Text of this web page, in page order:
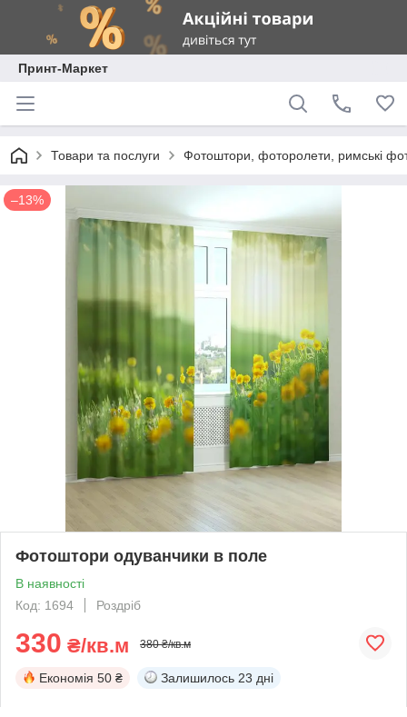
Принт-Маркет
Товари та послуги Фотоштори, фоторолети, римські
–13%
Фотоштори одуванчики в поле
В наявності
Код: 1694
Роздріб
330 ₴/кв.м 380 ₴/кв.м
Економія 50 ₴ Залишилось 23 дні